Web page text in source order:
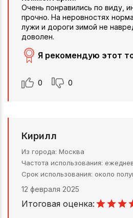
Очень понравились по виду,
прочно. На неровностях
лужи и дороги зимой не
доволен.
Я рекомендую этот
0 0
Кирилл
Из города Москва
Частота использования
Срок использования около
12 февраля 2025
Итоговая оценка: